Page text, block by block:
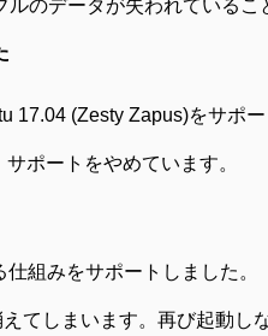
ルのデータが失われているこ
17.04 (Zesty Zapus)をサポ
ポートをやめています。
組みをサポートしました。
てしまいます。再び起動